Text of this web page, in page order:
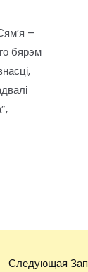
–
бярэм
Следующая